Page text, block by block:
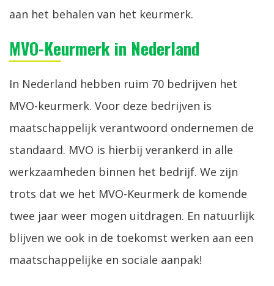
aan het behalen van het keurmerk.
MVO-Keurmerk in Nederland
In Nederland hebben ruim 70 bedrijven het
MVO-keurmerk. Voor deze bedrijven is
maatschappelijk verantwoord ondernemen de
standaard. MVO is hierbij verankerd in alle
werkzaamheden binnen het bedrijf. We zijn
trots dat we het MVO-Keurmerk de komende
twee jaar weer mogen uitdragen. En natuurlijk
blijven we ook in de toekomst werken aan een
maatschappelijke en sociale aanpak!